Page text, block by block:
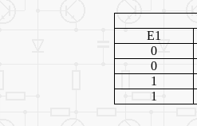
E1
0
0
1
1